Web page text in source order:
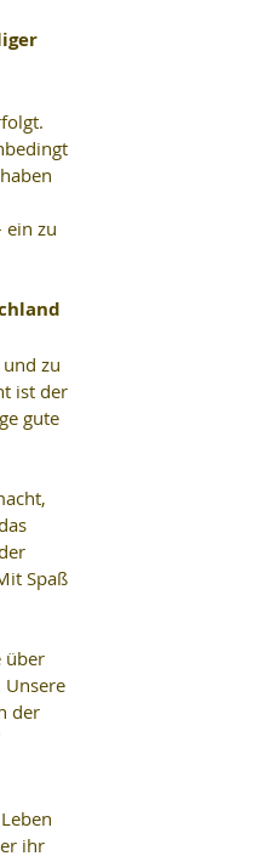
ein zu
zu
ist der
gute
Spaß
über
Unsere
der
ihr